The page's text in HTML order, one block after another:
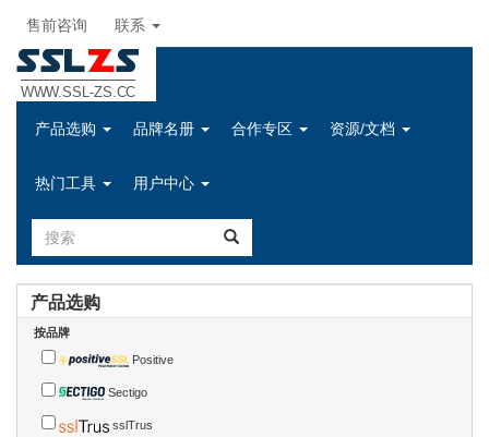
售前咨询 联系
SSLZS
WWW.SSL-ZS.CC
产品选购 品牌名册 合作专区 资源/文档
热门工具 用户中心
产品选购
按品牌
Positive
Sectigo
sslTrus